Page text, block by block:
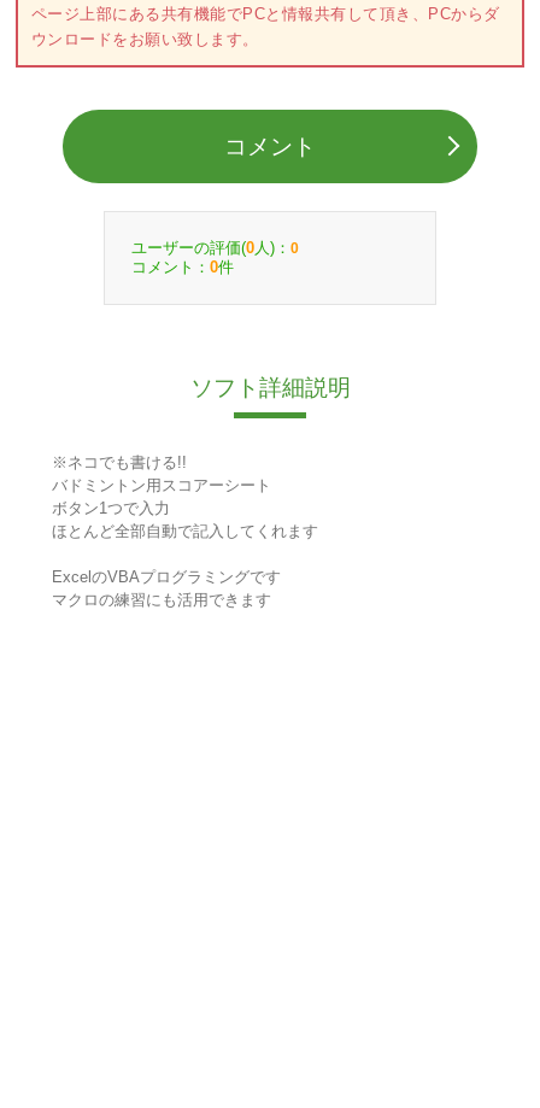
ページ上部にある共有機能でPCと情報共有して頂き、PCからダ
ウンロードをお願い致します。
コメント
ユーザーの評価(0 人)： 0
コメント： 0件
ソフト詳細説明
※ネコでも書ける!!
バドミントン用スコアーシート
ボタン1つで入力
ほとんど全部自動で記入してくれます
ExcelのVBAプログラミングです
マクロの練習にも活用できます